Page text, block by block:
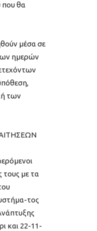
που θα
μέσα σε
ημερών
των
τους με τα
τος
και 22-11-